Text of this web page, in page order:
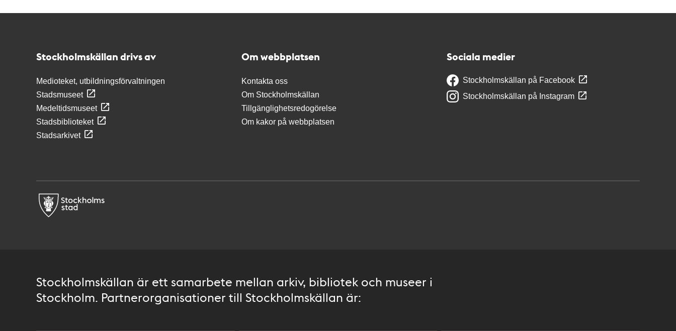
Stockholmskällan drivs av
Medioteket, utbildningsförvaltningen
Stadsmuseet
Medeltidsmuseet
Stadsbiblioteket
Stadsarkivet
Om webbplatsen
Kontakta oss
Om Stockholmskällan
Tillgänglighetsredogörelse
Om kakor på webbplatsen
Sociala medier
Stockholmskällan på Facebook
Stockholmskällan på Instagram
Stockholmskällan är ett samarbete mellan arkiv, bibliotek och museer i
Stockholm. Partnerorganisationer till Stockholmskällan är: